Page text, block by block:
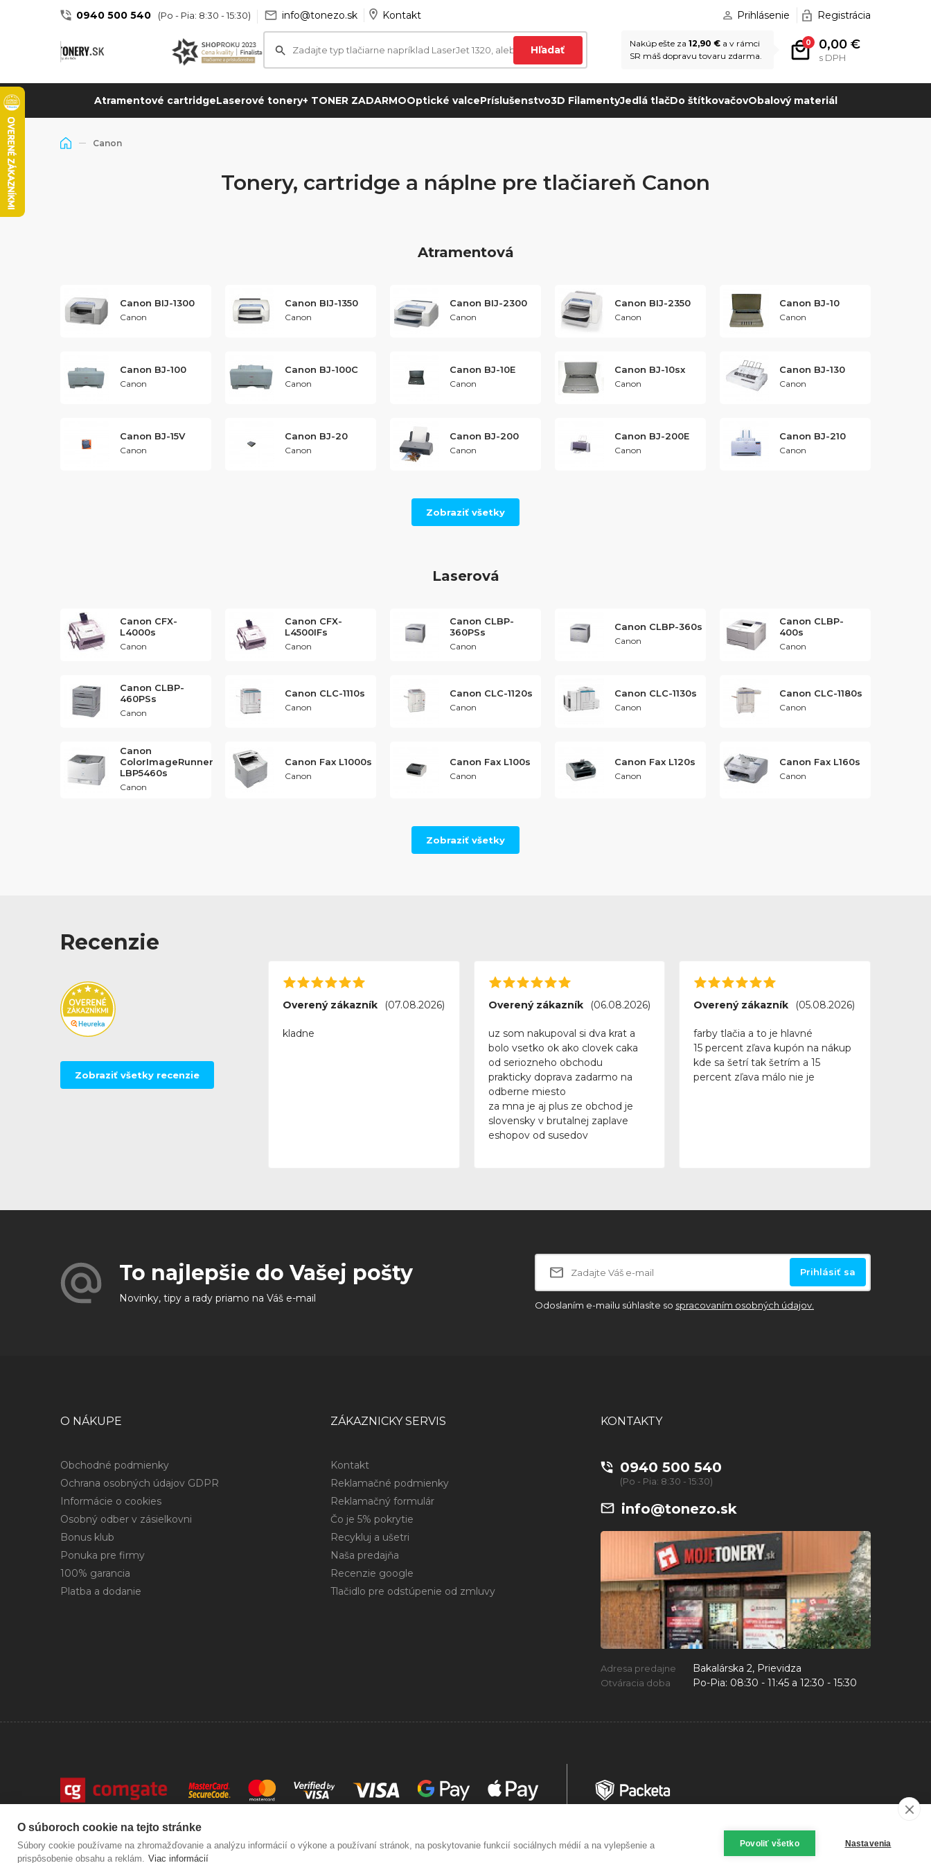
O súboroch cookie na tejto stránke
Súbory cookie používame na zhromažďovanie a analýzu informácií o výkone a používaní stránok, na poskytovanie funkcií sociálnych médií a na vylepšenie a
prispôsobenie obsahu a reklám. Viac informácií
Povoliť všetko Nastavenia
0940 500 540 (Po - Pia: 8:30 - 15:30) info@tonezo.sk Kontakt Prihlásenie Registrácia
Hľadať
0 0,00 €
s DPH
Nakúp ešte za 12,90 € a v rámci
SR máš dopravu tovaru zdarma.
Atramentové cartridgeLaserové tonery+ TONER ZADARMOOptické valcePríslušenstvo3D FilamentyJedlá tlačDo štítkovačovObalový materiál
Canon
Tonery, cartridge a náplne pre tlačiareň Canon
Atramentová
Canon BIJ-1300
Canon
Canon BIJ-1350
Canon
Canon BIJ-2300
Canon
Canon BIJ-2350
Canon
Canon BJ-10
Canon
Canon BJ-100
Canon
Canon BJ-100C
Canon
Canon BJ-10E
Canon
Canon BJ-10sx
Canon
Canon BJ-130
Canon
Canon BJ-15V
Canon
Canon BJ-20
Canon
Canon BJ-200
Canon
Canon BJ-200E
Canon
Canon BJ-210
Canon
Zobraziť všetky
Laserová
Canon CFX-
L4000s
Canon
Canon CFX-
L4500IFs
Canon
Canon CLBP-
360PSs
Canon
Canon CLBP-360s
Canon
Canon CLBP-
400s
Canon
Canon CLBP-
460PSs
Canon
Canon CLC-1110s
Canon
Canon CLC-1120s
Canon
Canon CLC-1130s
Canon
Canon CLC-1180s
Canon
Canon
ColorImageRunner
LBP5460s
Canon
Canon Fax L1000s
Canon
Canon Fax L100s
Canon
Canon Fax L120s
Canon
Canon Fax L160s
Canon
Zobraziť všetky
Recenzie
Zobraziť všetky recenzie
Overený zákazník (07.08.2026)
kladne
Overený zákazník (06.08.2026)
uz som nakupoval si dva krat a
bolo vsetko ok ako clovek caka
od seriozneho obchodu
prakticky doprava zadarmo na
odberne miesto
za mna je aj plus ze obchod je
slovensky v brutalnej zaplave
eshopov od susedov
Overený zákazník (05.08.2026)
farby tlačia a to je hlavné
15 percent zľava kupón na nákup
kde sa šetrí tak šetrím a 15
percent zľava málo nie je
To najlepšie do Vašej pošty
Novinky, tipy a rady priamo na Váš e-mail
Prihlásiť sa
Odoslaním e-mailu súhlasíte so spracovaním osobných údajov.
O NÁKUPE
Obchodné podmienky
Ochrana osobných údajov GDPR
Informácie o cookies
Osobný odber v zásielkovni
Bonus klub
Ponuka pre firmy
100% garancia
Platba a dodanie
ZÁKAZNICKY SERVIS
Kontakt
Reklamačné podmienky
Reklamačný formulár
Čo je 5% pokrytie
Recykluj a ušetri
Naša predajňa
Recenzie google
Tlačidlo pre odstúpenie od zmluvy
KONTAKTY
0940 500 540
(Po - Pia: 8:30 - 15:30)
info@tonezo.sk
Adresa predajne Bakalárska 2, Prievidza
Otváracia doba Po-Pia: 08:30 - 11:45 a 12:30 - 15:30
Copyright © 2026 mojetonery.sk Všetky práva vyhradené
eshop na mieru